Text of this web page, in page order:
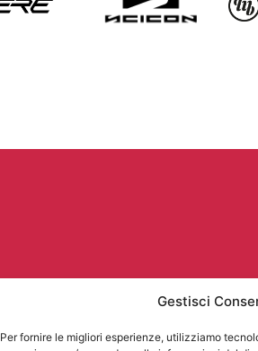
Gestisci
Per fornire le migliori esperienze, utilizziamo